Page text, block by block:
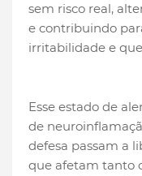
sem risco real,
e contribuindo
irritabilidade e
Esse estado de
de
defesa passam a
que afetam tanto